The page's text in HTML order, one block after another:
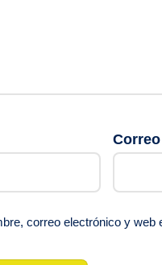
correo electrónico y